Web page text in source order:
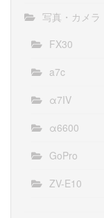
写真・カメラ
FX30
a7c
α7IV
α6600
GoPro
ZV-E10